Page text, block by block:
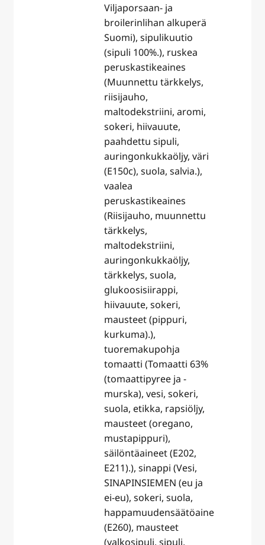
Viljaporsaan- ja
broilerinlihan alkuperä
Suomi), sipulikuutio
(sipuli 100%.), ruskea
peruskastikeaines
(Muunnettu tärkkelys,
riisijauho,
maltodekstriini, aromi,
sokeri, hiivauute,
paahdettu sipuli,
auringonkukkaöljy, väri
(E150c), suola, salvia.),
vaalea
peruskastikeaines
(Riisijauho, muunnettu
tärkkelys,
maltodekstriini,
auringonkukkaöljy,
tärkkelys, suola,
glukoosisiirappi,
hiivauute, sokeri,
mausteet (pippuri,
kurkuma).),
tuoremakupohja
tomaatti (Tomaatti 63%
(tomaattipyree ja -
murska), vesi, sokeri,
suola, etikka, rapsiöljy,
mausteet (oregano,
mustapippuri),
säilöntäaineet (E202,
E211).), sinappi (Vesi,
SINAPINSIEMEN (eu ja
ei-eu), sokeri, suola,
happamuudensäätöaine
(E260), mausteet
(valkosipuli, sipuli,